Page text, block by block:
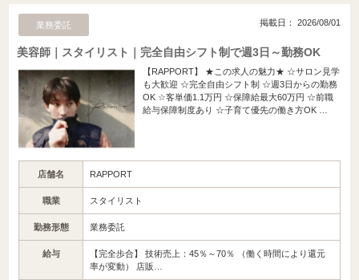
業務委託 掲載日： 2026/08/01
美容師｜スタイリスト｜完全自由シフト制で週3日～勤務OK
【RAPPORT】 ★この求人の魅力★ ☆サロン見学
も大歓迎 ☆完全自由シフト制 ☆週3日からの勤務
OK ☆客単価1.1万円 ☆保障給最大60万円 ☆前職
給与保障制度あり ☆子育て優先の働き方OK …
店舗名 RAPPORT
職業 スタイリスト
勤務形態 業務委託
給与
【完全歩合】 技術売上：45％～70％ （働く時間により還元
率が変動） 店販…